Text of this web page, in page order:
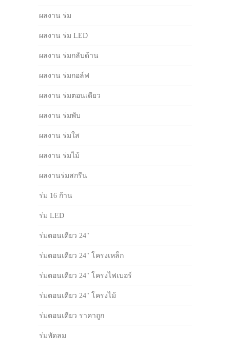
ผลงาน ร่ม
ผลงาน ร่ม LED
ผลงาน ร่มกลับด้าน
ผลงาน ร่มกอล์ฟ
ผลงาน ร่มตอนเดียว
ผลงาน ร่มพับ
ผลงาน ร่มใส
ผลงาน ร่มไม้
ผลงานร่มสกรีน
ร่ม 16 ก้าน
ร่ม LED
ร่มตอนเดียว 24"
ร่มตอนเดียว 24" โครงเหล็ก
ร่มตอนเดียว 24" โครงไฟเบอร์
ร่มตอนเดียว 24" โครงไม้
ร่มตอนเดียว ราคาถูก
ร่มพัดลม